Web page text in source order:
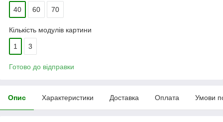
40 60 70
Кількість модулів картини
1 3
Готово до відправки
Опис Характеристики Доставка Оплата Умови